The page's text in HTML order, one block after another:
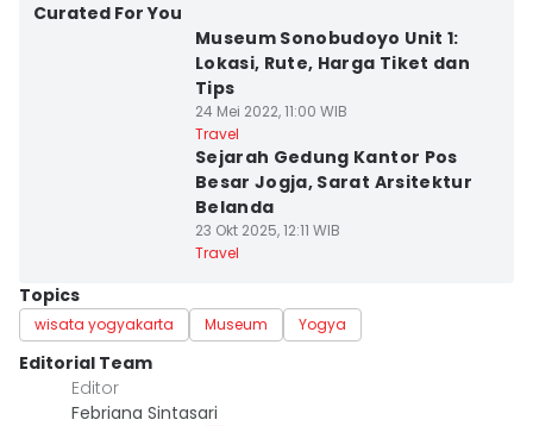
Curated For You
Museum Sonobudoyo Unit 1:
Lokasi, Rute, Harga Tiket dan
Tips
24 Mei 2022, 11:00 WIB
Travel
Sejarah Gedung Kantor Pos
Besar Jogja, Sarat Arsitektur
Belanda
23 Okt 2025, 12:11 WIB
Travel
Topics
wisata yogyakarta Museum Yogya
Editorial Team
Editor
Febriana Sintasari